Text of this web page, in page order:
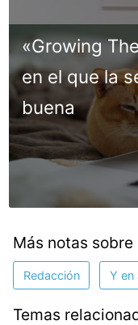
«Growing
en el que la
buena
Más notas sobre
Redacción Y en
Temas